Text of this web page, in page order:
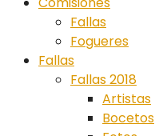
Fallas
Fogueres
Fallas
Fallas 2018
Artistas
Bocetos